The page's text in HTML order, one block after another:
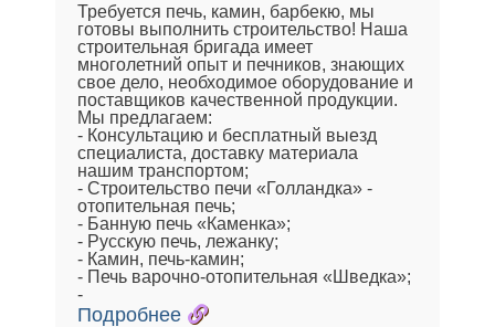
Требуется печь, камин, барбекю, мы
готовы выполнить строительство! Наша
строительная бригада имеет
многолетний опыт и печников, знающих
свое дело, необходимое оборудование и
поставщиков качественной продукции.
Мы предлагаем:
- Консультацию и бесплатный выезд
специалиста, доставку материала
нашим транспортом;
- Строительство печи «Голландка» -
отопительная печь;
- Банную печь «Каменка»;
- Русскую печь, лежанку;
- Камин, печь-камин;
- Печь варочно-отопительная «Шведка»;
-
Подробнее